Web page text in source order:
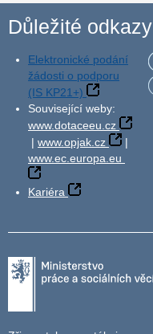
Důležité odkazy
Elektronické podání
žádosti o podporu
(IS KP21+)
Související weby:
www.dotaceeu.cz
| www.opjak.cz
|
www.ec.europa.eu
Kariéra